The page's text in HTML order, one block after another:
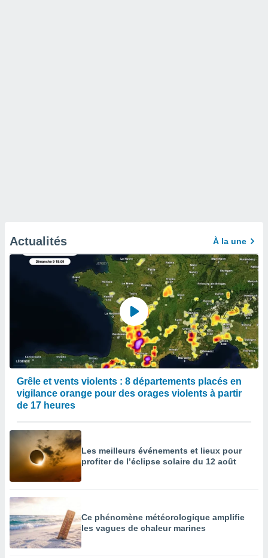
Actualités À la une
Grêle et vents violents : 8 départements placés en
vigilance orange pour des orages violents à partir
de 17 heures
Les meilleurs événements et lieux pour
profiter de l’éclipse solaire du 12 août
Ce phénomène météorologique amplifie
les vagues de chaleur marines